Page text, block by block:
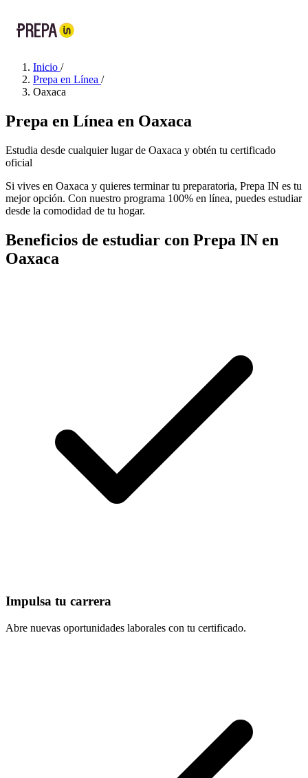
Inicio /
Prepa en Línea /
Oaxaca
Prepa en Línea en Oaxaca
Estudia desde cualquier lugar de Oaxaca y obtén tu certificado
oficial
Si vives en Oaxaca y quieres terminar tu preparatoria, Prepa IN es tu
mejor opción. Con nuestro programa 100% en línea, puedes estudiar
desde la comodidad de tu hogar.
Beneficios de estudiar con Prepa IN en
Oaxaca
Impulsa tu carrera
Abre nuevas oportunidades laborales con tu certificado.